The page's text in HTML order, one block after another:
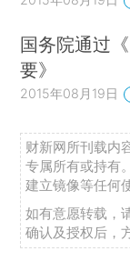
国务院通过
要》
2015年08月19日
财新网所刊载内
专属所有或持有
建立镜像等任何
如有意愿转载，
确认及授权后，